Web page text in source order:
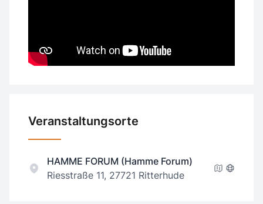
Veranstaltungsorte
HAMME FORUM (Hamme Forum)
Riesstraße 11, 27721 Ritterhude